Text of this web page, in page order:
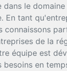
dans le
En tant
connaissons
de la
équipe est
besoins en